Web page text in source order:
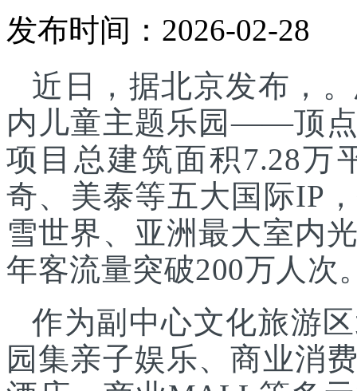
发布时间：2026-02-28
近日，据北京发布，
内儿童主题乐园——顶
项目总建筑面积7.28万
奇、美泰等五大国际IP
雪世界、亚洲最大室内
年客流量突破200万人次
作为副中心文化旅游
园集亲子娱乐、商业消